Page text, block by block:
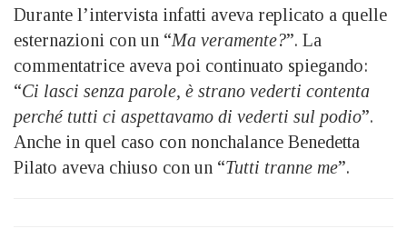
Durante l’intervista infatti aveva replicato a quelle
esternazioni con un “Ma veramente?”. La
commentatrice aveva poi continuato spiegando:
“Ci lasci senza parole, è strano vederti contenta
perché tutti ci aspettavamo di vederti sul podio”.
Anche in quel caso con nonchalance Benedetta
Pilato aveva chiuso con un “Tutti tranne me”.